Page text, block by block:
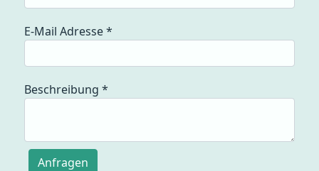
E-Mail Adresse*
Beschreibung *
Anfragen